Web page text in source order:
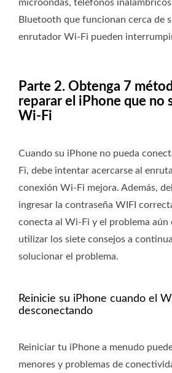
microondas, teléfonos
Bluetooth que funcionan cerca de
enrutador Wi-Fi pueden
Parte 2. Obtenga 7
reparar el iPhone que no
Wi-Fi
Cuando su iPhone no pueda
Fi, debe intentar acercarse al
conexión Wi-Fi mejora. Además,
ingresar la contraseña WIFI
conecta al Wi-Fi y el problema aún
utilizar los siete consejos a
solucionar el problema.
Reinicie su iPhone cuando el
desconectando
Reiniciar tu iPhone a menudo
menores y problemas de